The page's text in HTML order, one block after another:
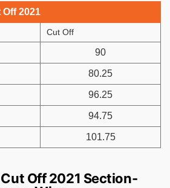
Off 2021
Cut Off
90
80.25
96.25
94.75
101.75
Off 2021 Section-